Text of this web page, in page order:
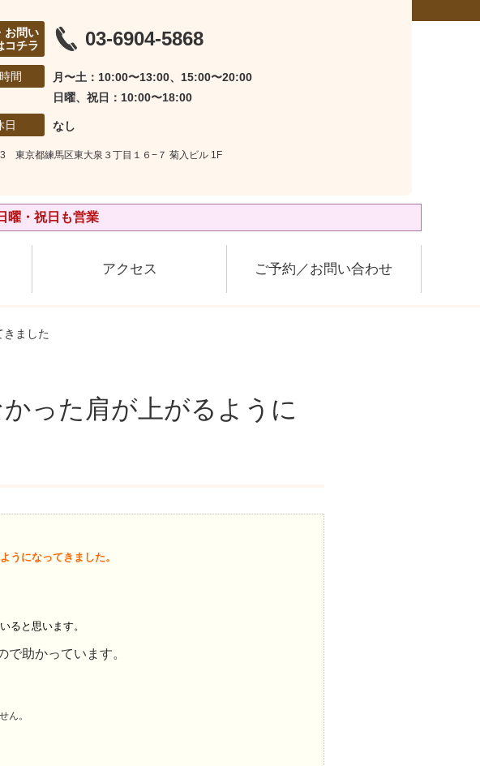
お問い
コチラ
03-6904-5868
間
月〜土：10:00〜13:00、15:00〜20:00
日曜、祝日：10:00〜18:00
日 なし
東京都練馬区東大泉３丁目１６−７ 菊入ビル 1F
曜・祝日も営業
アクセス ご予約／お問い合わせ
ました
った肩が上がるように
うになってきました。
ると思います。
助かっています。
ん。